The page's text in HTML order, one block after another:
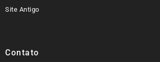
Site Antigo
Contato